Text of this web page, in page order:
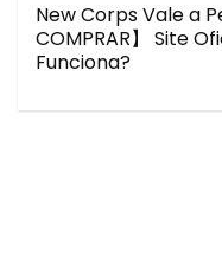
New Corps Vale a
COMPRAR】 Site
Funciona?